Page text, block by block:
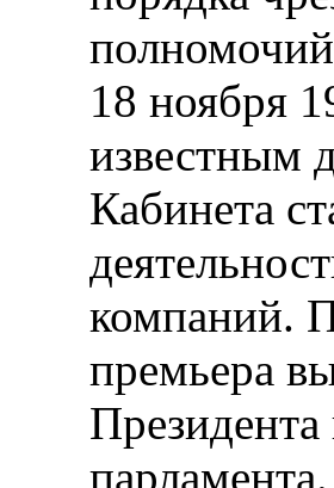
18 ноября
известным
Кабинета
компаний.
премьера